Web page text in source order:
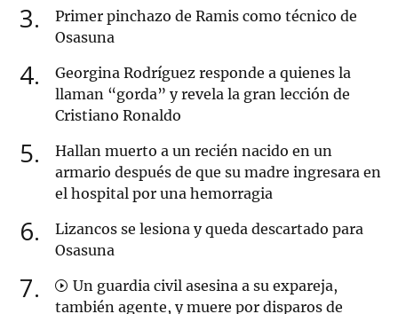
3
Primer pinchazo de Ramis como técnico de
Osasuna
4
Georgina Rodríguez responde a quienes la
llaman “gorda” y revela la gran lección de
Cristiano Ronaldo
5
Hallan muerto a un recién nacido en un
armario después de que su madre ingresara en
el hospital por una hemorragia
6
Lizancos se lesiona y queda descartado para
Osasuna
7
Un guardia civil asesina a su expareja,
también agente, y muere por disparos de